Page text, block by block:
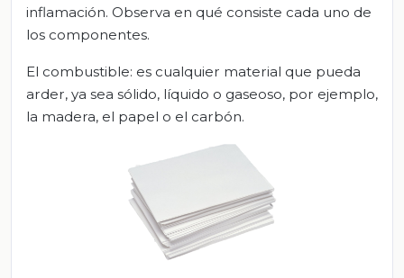
inflamación. Observa en qué consiste cada uno de
los componentes.
El combustible: es cualquier material que pueda
arder, ya sea sólido, líquido o gaseoso, por ejemplo,
la madera, el papel o el carbón.